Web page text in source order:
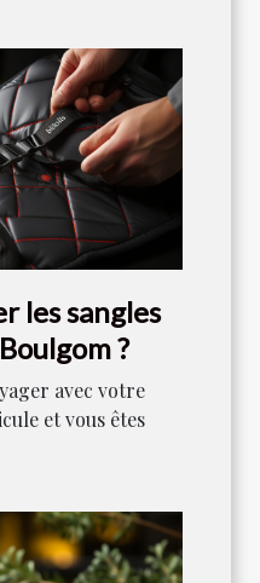
les sangles
?
avec votre
et vous êtes